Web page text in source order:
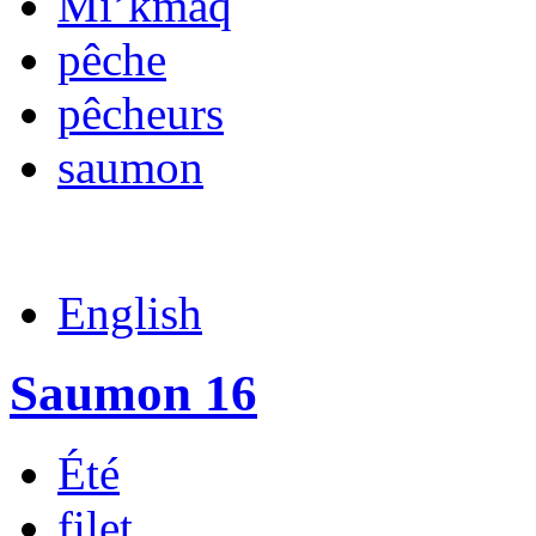
pêche
pêcheurs
saumon
English
Saumon 16
Été